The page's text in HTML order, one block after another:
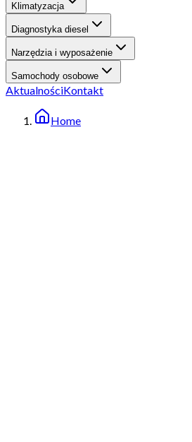
Klimatyzacja
Diagnostyka diesel
Narzędzia i wyposażenie
Samochody osobowe
AktualnościKontakt
Home